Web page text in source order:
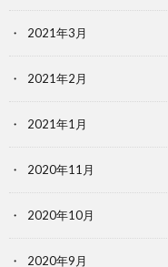
2021年3月
2021年2月
2021年1月
2020年11月
2020年10月
2020年9月